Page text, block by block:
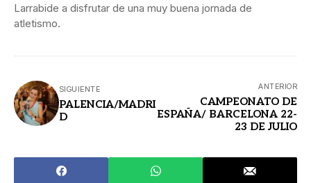
Larrabide a disfrutar de una muy buena jornada de
atletismo.
SIGUIENTE
PALENCIA/MADRI
D
ANTERIOR
CAMPEONATO DE
ESPAÑA/ BARCELONA 22-
23 DE JULIO